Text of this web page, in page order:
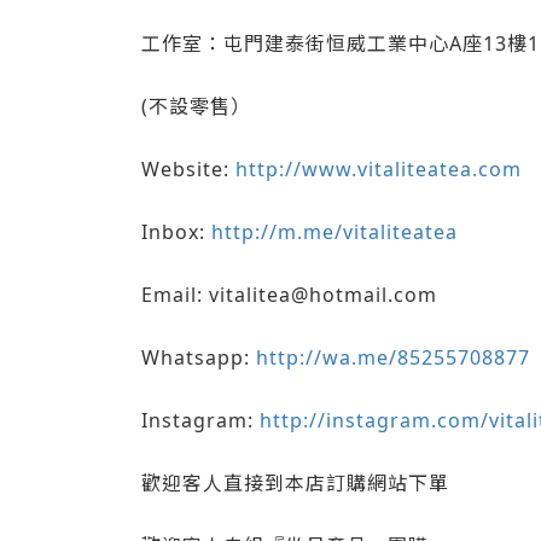
工作室：屯門建泰街恒威工業中心A座13樓
(不設零售）
Website: http://www.vitaliteatea.com
Inbox: http://m.me/vitaliteatea
Email: vitalitea@hotmail.com
Whatsapp: http://wa.me/85255708877
Instagram: http://instagram.com/
歡迎客人直接到本店訂購網站下單